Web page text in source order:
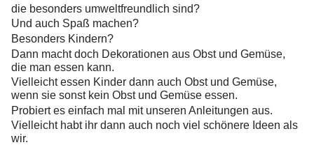
die besonders umweltfreundlich sind?
Und auch Spaß machen?
Besonders Kindern?
Dann macht doch Dekorationen aus Obst und Gemüse,
die man essen kann.
Vielleicht essen Kinder dann auch Obst und Gemüse,
wenn sie sonst kein Obst und Gemüse essen.
Probiert es einfach mal mit unseren Anleitungen aus.
Vielleicht habt ihr dann auch noch viel schönere Ideen als
wir.